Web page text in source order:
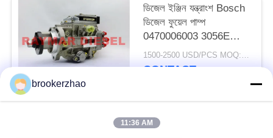
ডিজেল ইঞ্জিন যন্ত্রাংশ Bosch
ডিজেল ফুয়েল পাম্প
0470006003 3056E
216-9824 2169824
1500-2500 USD/PCS MOQ:1PCS
CONTACT
brookerzhao
11:36 AM